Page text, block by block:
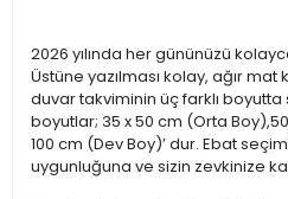
2026 yılında her gününüzü
Üstüne yazılması kolay, ağır mat
duvar takviminin üç farklı boyutta
boyutlar; 35 x 50 cm (Orta
100 cm (Dev Boy)’ dur. Ebat
uygunluğuna ve sizin zevkinize